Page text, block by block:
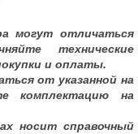
могут отличаться
технические
и оплаты.
от указанной на
комплектацию на
носит справочный